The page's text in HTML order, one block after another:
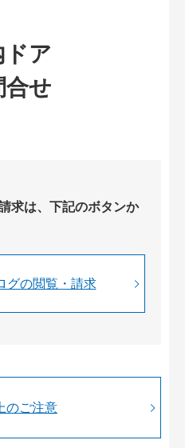
ア
合せ
求は、下記のボタンか
グの閲覧・請求
のご注意